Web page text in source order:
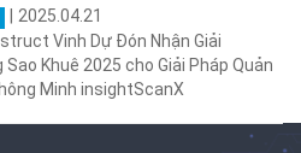
2025.04.21
Vinh Dự Đón Nhận Giải
Khuê 2025 cho Giải Pháp Quản
Minh insightScanX